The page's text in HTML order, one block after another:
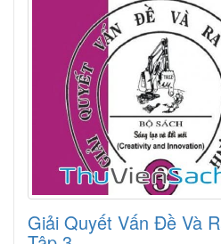
Giải Quyết Vấn Đề Và